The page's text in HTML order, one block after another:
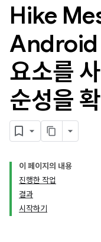
Hike
Android
요소를
순성을
이 페이지의 내용
진행한 작업
결과
시작하기